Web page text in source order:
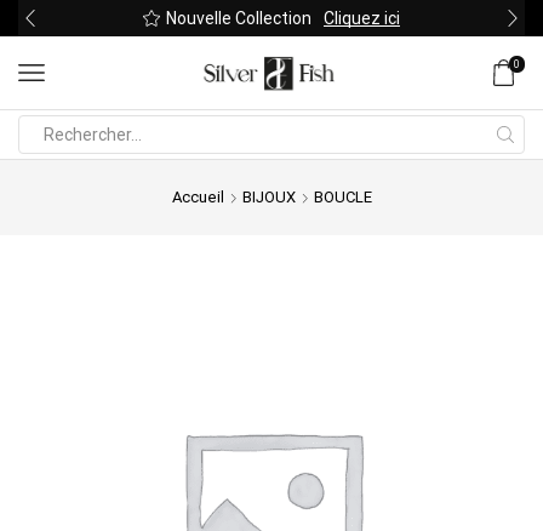
Nouvelle Collection Cliquez ici
0
Accueil BIJOUX BOUCLE